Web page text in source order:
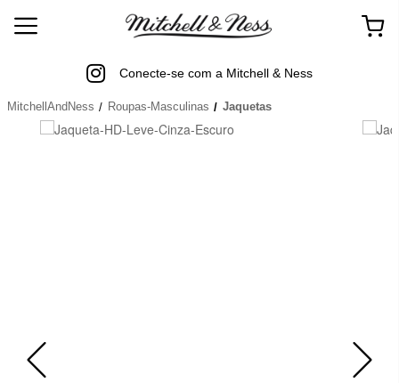
Conecte-se com a Mitchell & Ness
MitchellAndNess Roupas-Masculinas Jaquetas